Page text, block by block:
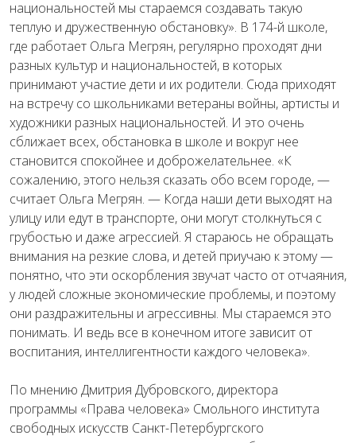
национальностей мы стараемся создавать такую
теплую и дружественную обстановку». В 174-й школе,
где работает Ольга Мегрян, регулярно проходят дни
разных культур и национальностей, в которых
принимают участие дети и их родители. Сюда приходят
на встречу со школьниками ветераны войны, артисты и
художники разных национальностей. И это очень
сближает всех, обстановка в школе и вокруг нее
становится спокойнее и доброжелательнее. «К
сожалению, этого нельзя сказать обо всем городе, —
считает Ольга Мегрян. — Когда наши дети выходят на
улицу или едут в транспорте, они могут столкнуться с
грубостью и даже агрессией. Я стараюсь не обращать
внимания на резкие слова, и детей приучаю к этому —
понятно, что эти оскорбления звучат часто от отчаяния,
у людей сложные экономические проблемы, и поэтому
они раздражительны и агрессивны. Мы стараемся это
понимать. И ведь все в конечном итоге зависит от
воспитания, интеллигентности каждого человека».
По мнению Дмитрия Дубровского, директора
программы «Права человека» Смольного института
свободных искусств Санкт-Петербургского